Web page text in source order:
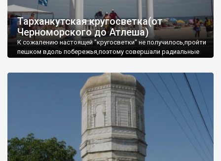
Тарханкутская кругосветка(от
Черноморского до Атлеша)
К сожалению настоящей "кругосветки" не получилось,пройти
пешком вдоль побережья,поэтому совершали радиальные